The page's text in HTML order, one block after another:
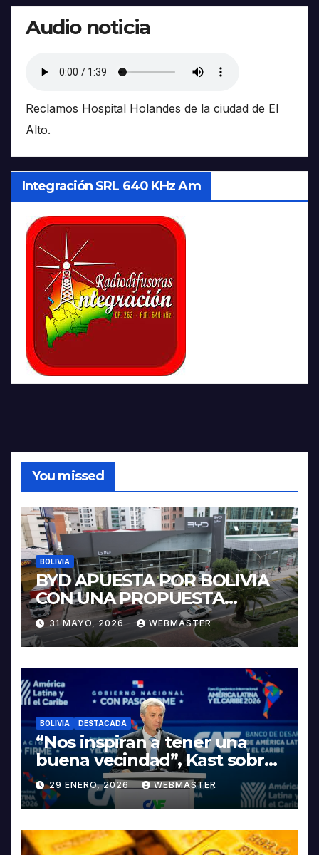
Audio noticia
Reclamos Hospital Holandes de la ciudad de El
Alto.
Integración SRL 640 KHz Am
You missed
BOLIVIA
BYD APUESTA POR BOLIVIA
CON UNA PROPUESTA
INTEGRAL PARA IMPULSAR
LA ELECTROMOVILIDAD Y LA
INDUSTRIALIZACIÓN DEL
LITIO
31 MAYO, 2026 WEBMASTER
BOLIVIA DESTACADA
“Nos inspiran a tener una
buena vecindad”, Kast sobre
discurso del presidente
Rodrigo Paz
29 ENERO, 2026 WEBMASTER